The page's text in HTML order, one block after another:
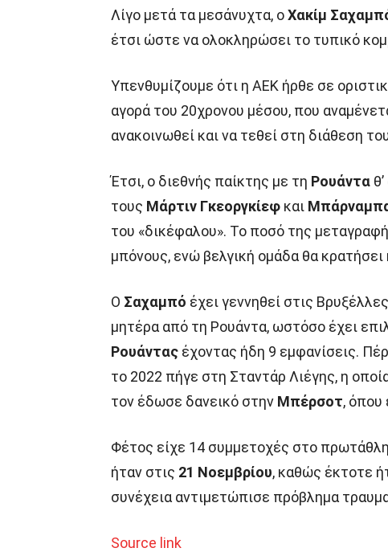
Λίγο μετά τα μεσάνυχτα, οΧακίμ
έτσι ώστε να ολοκληρώσει το τυπικό
Υπενθυμίζουμε ότι η ΑΕΚ ήρθε σε
αγορά του 20χρονου μέσου, που
ανακοινωθεί και να τεθεί στη διάθεση
Έτσι, ο διεθνής παίκτης με τη Ρουάντα
τους Μάρτιν Γκεοργκίεφ και
του «δικέφαλου». Το ποσό της
μπόνους, ενώ βελγική ομάδα θα
Ο Σαχαμπό έχει γεννηθεί στις
μητέρα από τη Ρουάντα, ωστόσο έχει
Ρουάντας έχοντας ήδη 9 εμφανίσεις.
το 2022 πήγε στη Σταντάρ Λιέγης, η
τον έδωσε δανεικό στην Μπέρσοτ, όπου
Φέτος είχε 14 συμμετοχές στο
ήταν στις 21 Νοεμβρίου, καθώς έκτοτε
συνέχεια αντιμετώπισε πρόβλημα
Source link